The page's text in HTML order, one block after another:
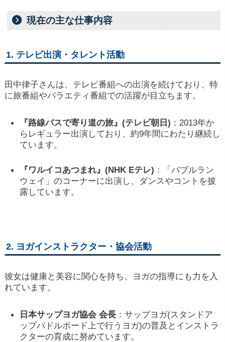
現在の主な仕事内容
1. テレビ出演・ タレント活動
田中律子さんは、 テレビ番組への出演を続けており、 特
に旅番組やバラエティ番組での活躍が目 立ち ます。
『路線バスで寄り道の旅』(テレビ朝日) ： 2013年か
ら レギュラー出演 しており、 約9年間にわたり 継続し
てい ます。
『ワルイコあつまれ』(NHK Eテレ) ： 「バブルラン
ウェイ」 のコーナーに出演 し、 ダンスやコント を披
露 してい ます。
2. ヨガインストラクター・ 協会活動
彼女は健康と 美容に関心を持ち、 ヨガの指導に も力 を 入
れてい ます。
日本サップヨガ協会 会長 ： サップヨガ(スタンドア
ップパドルボード 上で行う ヨガ)の普及 と インストラ
クターの育成に努めてい ます。